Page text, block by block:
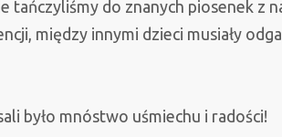
tańczyliśmy do znanych piosenek z
między innymi dzieci musiały
było mnóstwo uśmiechu i radości!